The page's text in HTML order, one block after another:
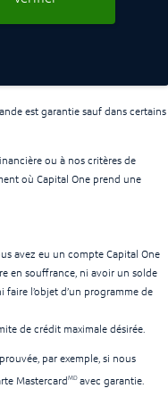
est garantie sauf dans certains
ou à nos critères de
où Capital One prend une
avez eu un compte Capital One
en souffrance, ni avoir un solde
l’objet d’un programme de
de crédit maximale désirée.
par exemple, si nous
Mastercard MD avec garantie.